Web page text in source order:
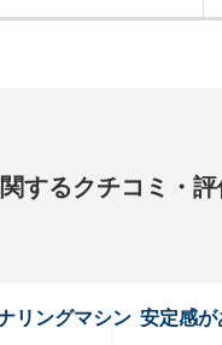
するクチコミ・評
リングマシン 安定感が